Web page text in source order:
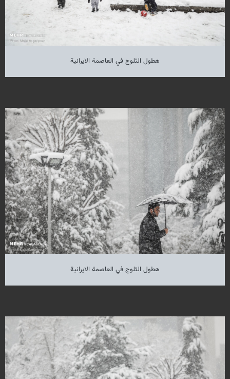
هطول الثلوج في العاصمة الايرانية
هطول الثلوج في العاصمة الايرانية